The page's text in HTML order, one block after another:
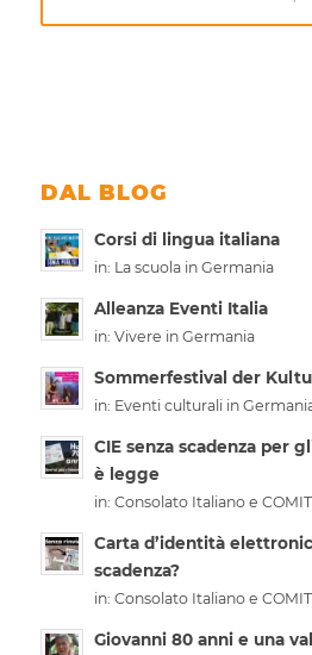
DAL BLOG
Corsi di lingua italiana
in: La scuola in Germania
Alleanza Eventi Italia
in: Vivere in Germania
Sommerfestival der
in: Eventi culturali in
CIE senza scadenza per
è legge
in: Consolato Italiano e
Carta d’identità
scadenza?
in: Consolato Italiano e
Giovanni 80 anni e una